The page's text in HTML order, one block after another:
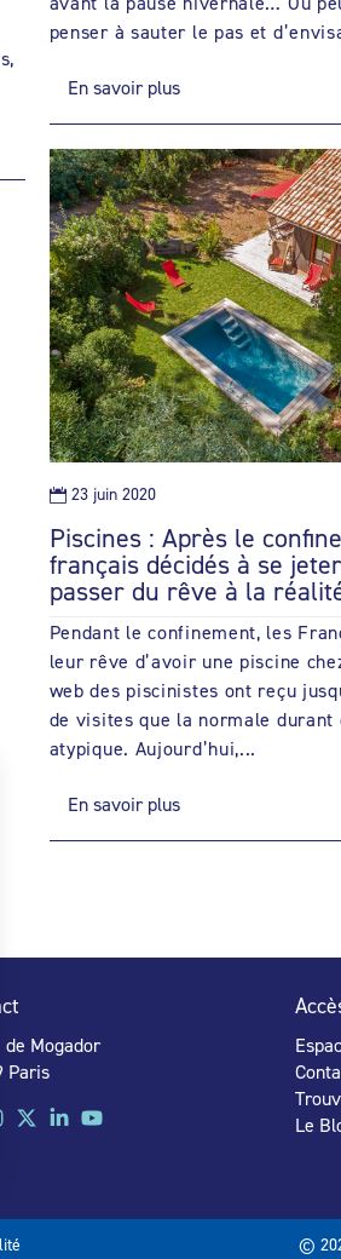
penser à sauter le pas et
En savoir plus
Piscines : Après le
français décidés à se
passer du rêve à la
Pendant le confinement, les
leur rêve d’avoir une piscine
web des piscinistes ont reçu
de visites que la normale durant
atypique. Aujourd’hui,...
En savoir plus
 23 juin 2020
de Mogador
Paris
Le
©